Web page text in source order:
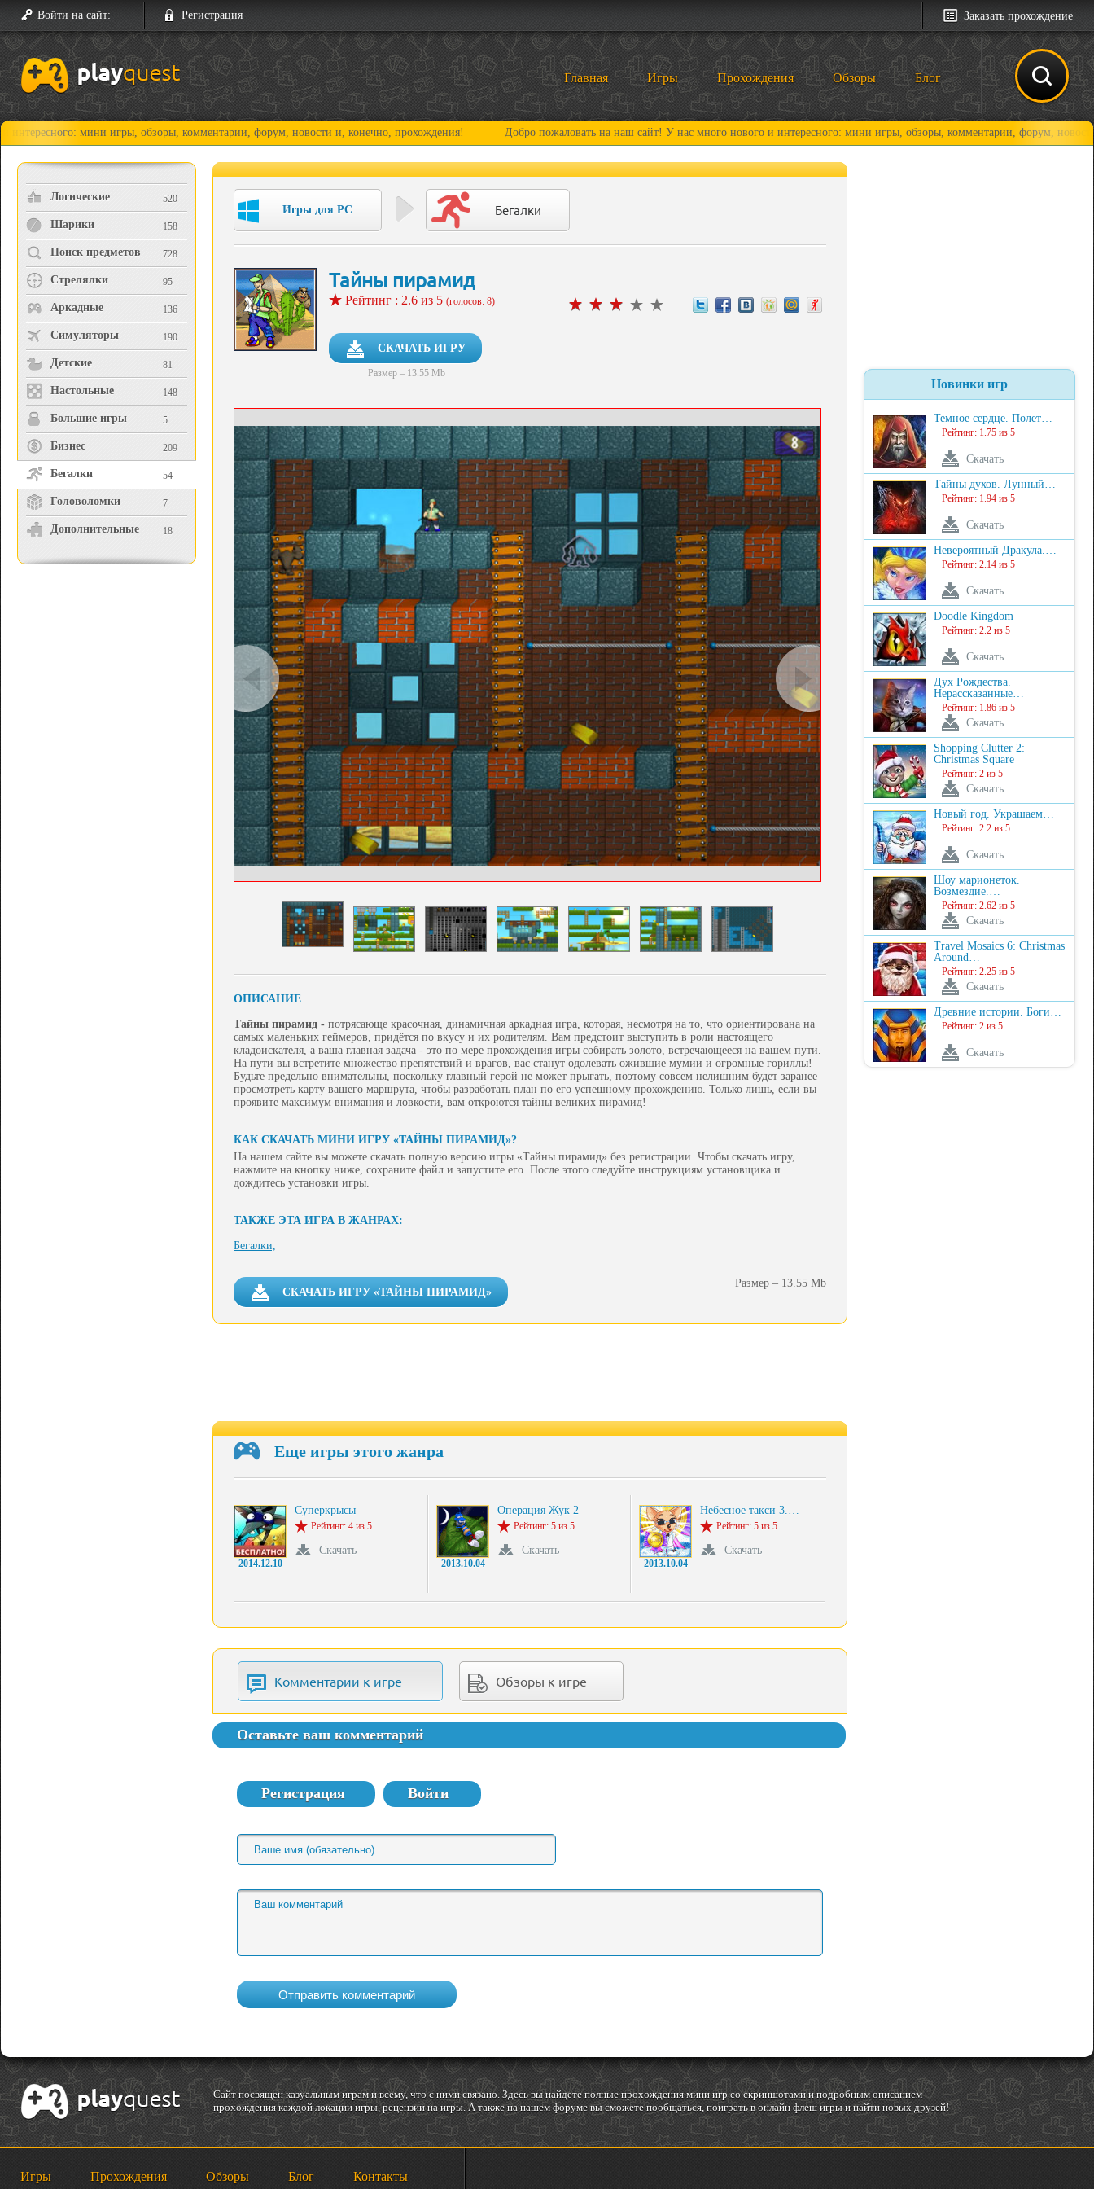
Войти на сайт: Регистрация Заказать прохождение
Главная Игры Прохождения Обзоры Блог
мини игры, обзоры, комментарии, форум, новости и, конечно, прохождения! Добро пожаловать на наш сайт! У нас много нового и интересного: мини игры, обзоры, комментарии, форум, новости и,
Логические 520
Шарики 158
Поиск предметов 728
Стрелялки 95
Аркадные 136
Симуляторы 190
Детские 81
Настольные 148
Большие игры 5
Бизнес 209
Бегалки 54
Головоломки 7
Дополнительные 18
Игры для PC Бегалки
Тайны пирамид
Рейтинг : 2.6 из 5 (голосов: 8)
СКАЧАТЬ ИГРУ
Размер – 13.55 Mb
ОПИСАНИЕ
Тайны пирамид - потрясающе красочная, динамичная аркадная игра, которая, несмотря на то, что ориентирована на
самых маленьких геймеров, придётся по вкусу и их родителям. Вам предстоит выступить в роли настоящего
кладоискателя, а ваша главная задача - это по мере прохождения игры собирать золото, встречающееся на вашем пути.
На пути вы встретите множество препятствий и врагов, вас станут одолевать ожившие мумии и огромные гориллы!
Будьте предельно внимательны, поскольку главный герой не может прыгать, поэтому совсем нелишним будет заранее
просмотреть карту вашего маршрута, чтобы разработать план по его успешному прохождению. Только лишь, если вы
проявите максимум внимания и ловкости, вам откроются тайны великих пирамид!
КАК СКАЧАТЬ МИНИ ИГРУ «ТАЙНЫ ПИРАМИД»?
На нашем сайте вы можете скачать полную версию игры «Тайны пирамид» без регистрации. Чтобы скачать игру,
нажмите на кнопку ниже, сохраните файл и запустите его. После этого следуйте инструкциям установщика и
дождитесь установки игры.
ТАКЖЕ ЭТА ИГРА В ЖАНРАХ:
Бегалки,
СКАЧАТЬ ИГРУ «ТАЙНЫ ПИРАМИД»
Размер – 13.55 Mb
Еще игры этого жанра
2014.12.10
Суперкрысы
Рейтинг: 4 из 5
Скачать
2013.10.04
Операция Жук 2
Рейтинг: 5 из 5
Скачать
2013.10.04
Небесное такси 3.…
Рейтинг: 5 из 5
Скачать
Комментарии к игре Обзоры к игре
Оставьте ваш комментарий
Регистрация Войти
Новинки игр
Темное сердце. Полет…
Рейтинг: 1.75 из 5
Скачать
Тайны духов. Лунный…
Рейтинг: 1.94 из 5
Скачать
Невероятный Дракула.…
Рейтинг: 2.14 из 5
Скачать
Doodle Kingdom
Рейтинг: 2.2 из 5
Скачать
Дух Рождества.
Нерассказанные…
Рейтинг: 1.86 из 5
Скачать
Shopping Clutter 2:
Christmas Square
Рейтинг: 2 из 5
Скачать
Новый год. Украшаем…
Рейтинг: 2.2 из 5
Скачать
Шоу марионеток.
Возмездие.…
Рейтинг: 2.62 из 5
Скачать
Travel Mosaics 6: Christmas
Around…
Рейтинг: 2.25 из 5
Скачать
Древние истории. Боги…
Рейтинг: 2 из 5
Скачать
Cайт посвящен казуальным играм и всему, что с ними связано. Здесь вы найдете полные прохождения мини игр со скриншотами и подробным описанием
прохождения каждой локации игры, рецензии на игры. А также на нашем форуме вы сможете пообщаться, поиграть в онлайн флеш игры и найти новых друзей!
Игры Прохождения Обзоры Блог Контакты